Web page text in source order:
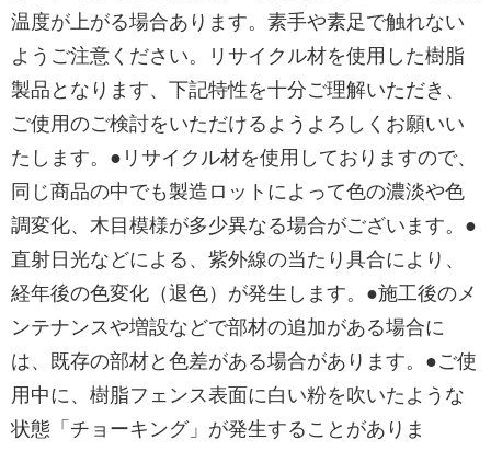
温度が上がる場合あります。素手や素足で触れない
ようご注意ください。リサイクル材を使用した樹脂
製品となります、下記特性を十分ご理解いただき、
ご使用のご検討をいただけるようよろしくお願いい
たします。●リサイクル材を使用しておりますので、
同じ商品の中でも製造ロットによって色の濃淡や色
調変化、木目模様が多少異なる場合がございます。●
直射日光などによる、紫外線の当たり具合により、
経年後の色変化（退色）が発生します。●施工後のメ
ンテナンスや増設などで部材の追加がある場合に
は、既存の部材と色差がある場合があります。●ご使
用中に、樹脂フェンス表面に白い粉を吹いたような
状態「チョーキング」が発生することがありま